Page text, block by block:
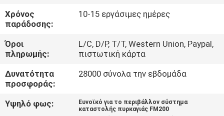
ΖΗΤΉΣΤΕ
ΈΝΑ
SITEMAP
Χρόνος
παράδοσης:
10-15 εργάσιμες ημέρες
Όροι
πληρωμής:
L/C, D/P, T/T, Western Union, Paypal,
πιστωτική κάρτα
Δυνατότητα
προσφοράς:
28000 σύνολα την εβδομάδα
Υψηλό φως:
Ευνοϊκό για το περιβάλλον σύστημα
καταστολής πυρκαγιάς FM200